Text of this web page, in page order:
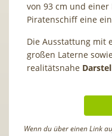
von 93 cm und einer
Piratenschiff eine
Die Ausstattung mit
großen Laterne
realitätsnahe
Wenn du über einen Link